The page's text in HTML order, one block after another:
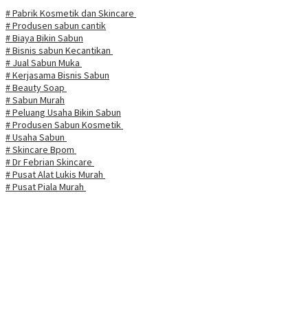
# Pabrik Kosmetik dan Skincare
# Produsen sabun cantik
# Biaya Bikin Sabun
# Bisnis sabun Kecantikan
# Jual Sabun Muka
# Kerjasama Bisnis Sabun
# Beauty Soap
# Sabun Murah
# Peluang Usaha Bikin Sabun
# Produsen Sabun Kosmetik
# Usaha Sabun
# Skincare Bpom
# Dr Febrian Skincare
# Pusat Alat Lukis Murah
# Pusat Piala Murah